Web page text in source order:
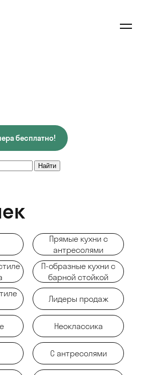
бесплатно!
Прямые кухни с
антресолями
П-образные кухни с
барной стойкой
Лидеры продаж
Неоклассика
С антресолями